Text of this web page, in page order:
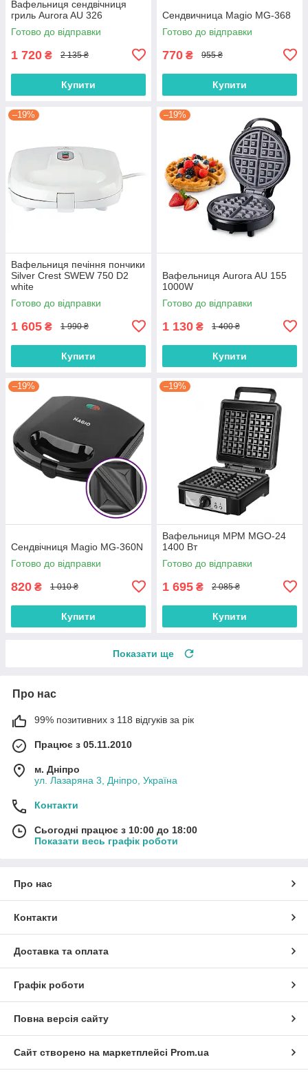
Вафельниця сендвічниця
гриль Aurora AU 326
Готово до відправки
1 720 ₴ 2 135 ₴
Купити
Сендвичница Magio MG-368
Готово до відправки
770 ₴ 955 ₴
Купити
–19%
Вафельниця печіння пончики
Silver Crest SWEW 750 D2
white
Готово до відправки
1 605 ₴ 1 990 ₴
Купити
–19%
Вафельниця Aurora AU 155
1000W
Готово до відправки
1 130 ₴ 1 400 ₴
Купити
–19%
Сендвічниця Magio MG-360N
Готово до відправки
820 ₴ 1 010 ₴
Купити
–19%
Вафельниця MPM MGO-24
1400 Вт
Готово до відправки
1 695 ₴ 2 085 ₴
Купити
Показати ще
Про нас
99% позитивних з 118 відгуків за рік
Працює з 05.11.2010
м. Дніпро
ул. Лазаряна 3, Дніпро, Україна
Контакти
Сьогодні працює з 10:00 до 18:00
Показати весь графік роботи
Про нас
Контакти
Доставка та оплата
Графік роботи
Повна версія сайту
Сайт створено на маркетплейсі Prom.ua